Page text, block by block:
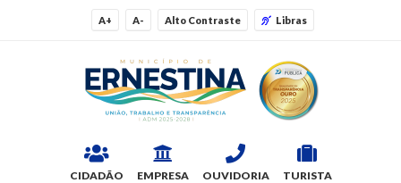
A+ A- Alto Contraste Libras
CIDADÃO EMPRESA OUVIDORIA TURISTA